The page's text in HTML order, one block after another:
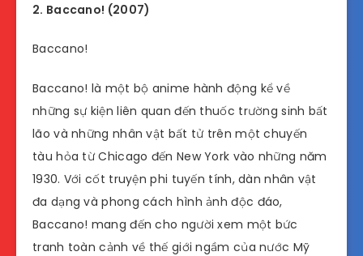
2. Baccano! (2007)
Baccano!
Baccano! là một bộ anime hành động kể về
những sự kiện liên quan đến thuốc trường sinh bất
lão và những nhân vật bất tử trên một chuyến
tàu hỏa từ Chicago đến New York vào những năm
1930. Với cốt truyện phi tuyến tính, dàn nhân vật
đa dạng và phong cách hình ảnh độc đáo,
Baccano! mang đến cho người xem một bức
tranh toàn cảnh về thế giới ngầm của nước Mỹ